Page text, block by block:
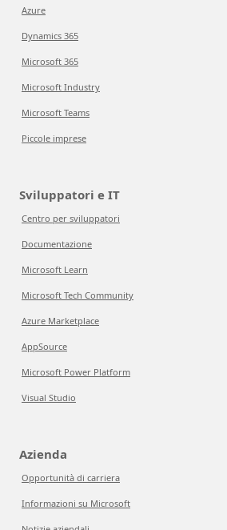
Azure
Dynamics 365
Microsoft 365
Microsoft Industry
Microsoft Teams
Piccole imprese
Sviluppatori e IT
Centro per sviluppatori
Documentazione
Microsoft Learn
Microsoft Tech Community
Azure Marketplace
AppSource
Microsoft Power Platform
Visual Studio
Azienda
Opportunità di carriera
Informazioni su Microsoft